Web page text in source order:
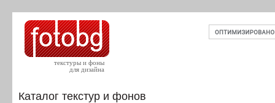
текстуры и фоны
для дизайна
Каталог текстур и фонов